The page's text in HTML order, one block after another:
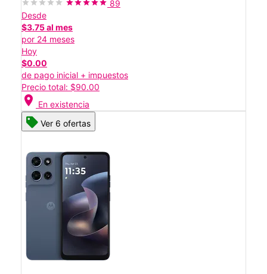
89
Desde
$3.75 al mes
por 24 meses
Hoy
$0.00
de pago inicial + impuestos
Precio total: $90.00
location_on En existencia
Ver 6 ofertas